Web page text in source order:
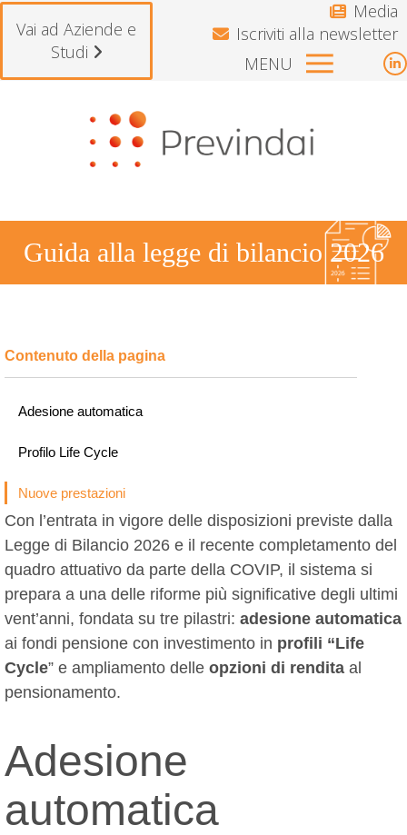
Vai ad Aziende e
Studi
Media
Iscriviti alla newsletter
MENU
Guida alla legge di bilancio 2026
Tu sei qui:
Adesione automatica
Profilo Life Cycle
Nuove prestazioni
Con l’entrata in vigore delle disposizioni previste dalla
Legge di Bilancio 2026 e il recente completamento del
quadro attuativo da parte della COVIP, il sistema si
prepara a una delle riforme più significative degli ultimi
vent’anni, fondata su tre pilastri: adesione automatica
ai fondi pensione con investimento in profili “Life
Cycle” e ampliamento delle opzioni di rendita al
pensionamento.
Adesione
automatica
che il Fondo resterà chiuso per ferie dal 10 al